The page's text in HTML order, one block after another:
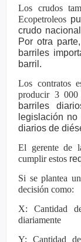
Los crudos
Ecopetroleos
crudo
Por otra
barriles
barril.
Los contratos
producir 3 000
barriles
legislación
diarios de
El gerente de
cumplir estos
Si se plantea
decisión como:
X: Cantidad
diariamente
Y: Cantidad